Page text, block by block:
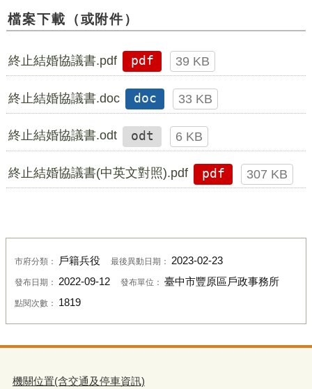
檔案下載（或附件）
終止結婚協議書.pdf pdf 39 KB
終止結婚協議書.doc doc 33 KB
終止結婚協議書.odt odt 6 KB
終止結婚協議書(中英文對照).pdf pdf 307 KB
市府分類： 戶籍兵役 最後異動日期： 2023-02-23
發布日期： 2022-09-12 發布單位： 臺中市豐原區戶政事務所
點閱次數： 1819
機關位置(含交通及停車資訊)